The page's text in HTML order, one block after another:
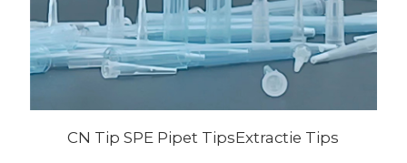
CN Tip SPE Pipet TipsExtractie Tips